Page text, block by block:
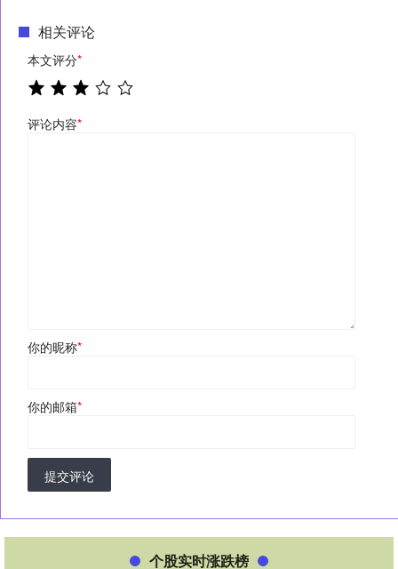
相关评论
本文评分*
评论内容*
你的昵称*
你的邮箱*
提交评论
个股实时涨跌榜